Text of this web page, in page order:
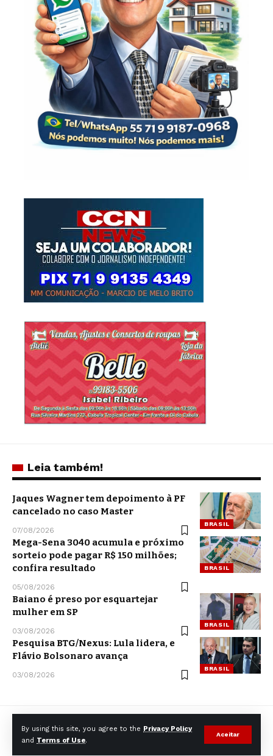
By using this site, you agree to the Privacy Policy
and Terms of Use.
Aceitar
Leia também!
BRASIL
Jaques Wagner tem depoimento à PF
cancelado no caso Master
07/08/2026
BRASIL
Mega-Sena 3040 acumula e próximo
sorteio pode pagar R$ 150 milhões;
confira resultado
05/08/2026
BRASIL
Baiano é preso por esquartejar
mulher em SP
03/08/2026
BRASIL
Pesquisa BTG/Nexus: Lula lidera, e
Flávio Bolsonaro avança
03/08/2026
© CCNNews. All Rights Reserved.